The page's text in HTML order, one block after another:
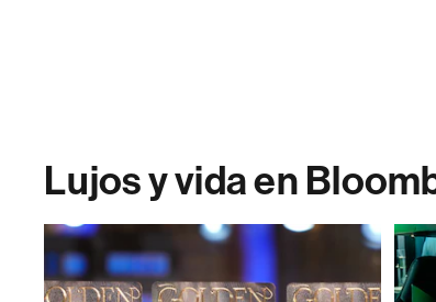
Lujos y vida en